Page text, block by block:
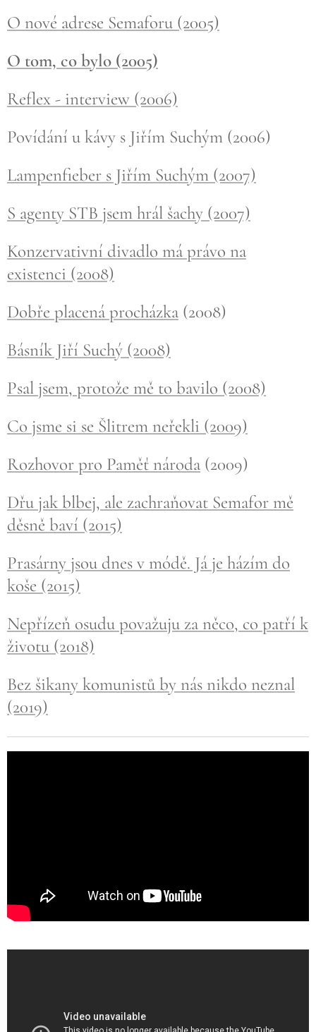
O nové adrese Semaforu (2005)
O tom, co bylo (2005)
Reflex - interview (2006)
Povídání u kávy s Jiřím Suchým (2006)
Lampenfieber s Jiřím Suchým (2007)
S agenty STB jsem hrál šachy (2007)
Konzervativní divadlo má právo na
existenci (2008)
Dobře placená procházka (2008)
Básník Jiří Suchý (2008)
Psal jsem, protože mě to bavilo (2008)
Co jsme si se Šlitrem neřekli (2009)
Rozhovor pro Paměť národa (2009)
Dřu jak blbej, ale zachraňovat Semafor mě
děsně baví (2015)
Prasárny jsou dnes v módě. Já je házím do
koše (2015)
Nepřízeň osudu považuju za něco, co patří k
životu (2018)
Bez šikany komunistů by nás nikdo neznal
(2019)